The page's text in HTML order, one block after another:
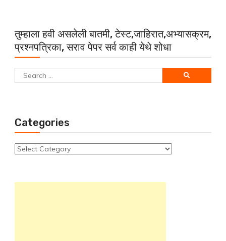
तुम्हाला हवी असलेली बातमी, टेस्ट,जाहिरात,अभ्यासक्रम,
प्रश्नपत्रिका, सराव पेपर सर्व काही येथे शोधा
Search
for:
Categories
Categories